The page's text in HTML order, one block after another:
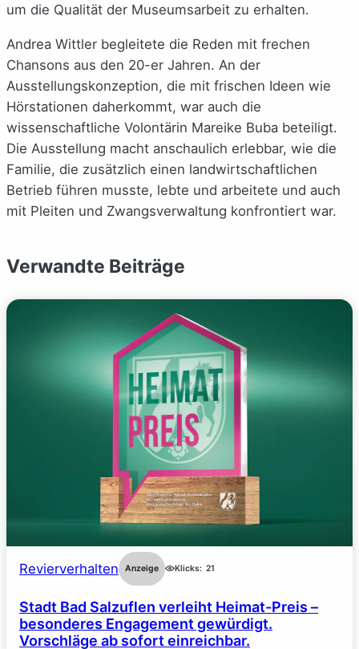
um die Qualität der Museumsarbeit zu erhalten.
Andrea Wittler begleitete die Reden mit frechen
Chansons aus den 20-er Jahren. An der
Ausstellungskonzeption, die mit frischen Ideen wie
Hörstationen daherkommt, war auch die
wissenschaftliche Volontärin Mareike Buba beteiligt.
Die Ausstellung macht anschaulich erlebbar, wie die
Familie, die zusätzlich einen landwirtschaftlichen
Betrieb führen musste, lebte und arbeitete und auch
mit Pleiten und Zwangsverwaltung konfrontiert war.
Verwandte Beiträge
Revierverhalten Anzeige Klicks: 21
Stadt Bad Salzuflen verleiht Heimat-Preis –
besonderes Engagement gewürdigt.
Vorschläge ab sofort einreichbar.